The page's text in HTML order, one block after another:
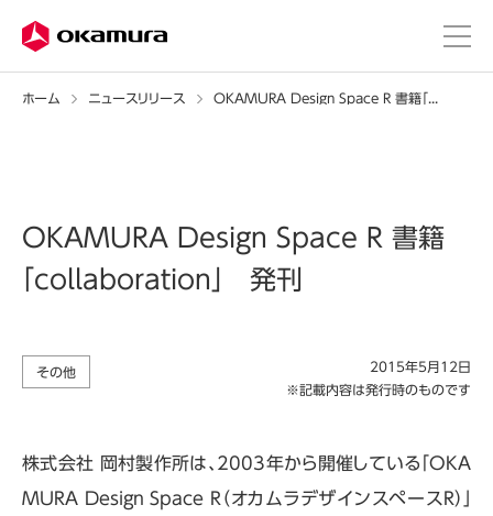
ホーム ニュースリリース
OKAMURA Design Space R 書籍
「collaboration」 発刊
その他
2015年5月12日
※記載内容は発行時のものです
株式会社 岡村製作所は、2003年から開催している「OKA
MURA Design Space R（オカムラデザインスペースR）」